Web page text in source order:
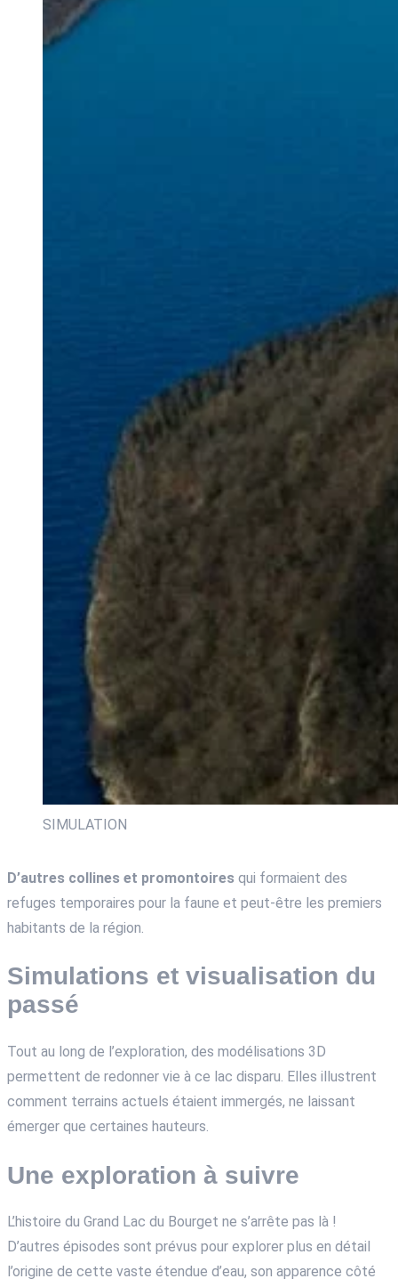
SIMULATION
D’autres collines et promontoires qui formaient des
refuges temporaires pour la faune et peut-être les premiers
habitants de la région.
Simulations et visualisation du
passé
Tout au long de l’exploration, des modélisations 3D
permettent de redonner vie à ce lac disparu. Elles illustrent
comment terrains actuels étaient immergés, ne laissant
émerger que certaines hauteurs.
Une exploration à suivre
L’histoire du Grand Lac du Bourget ne s’arrête pas là !
D’autres épisodes sont prévus pour explorer plus en détail
l’origine de cette vaste étendue d’eau, son apparence côté